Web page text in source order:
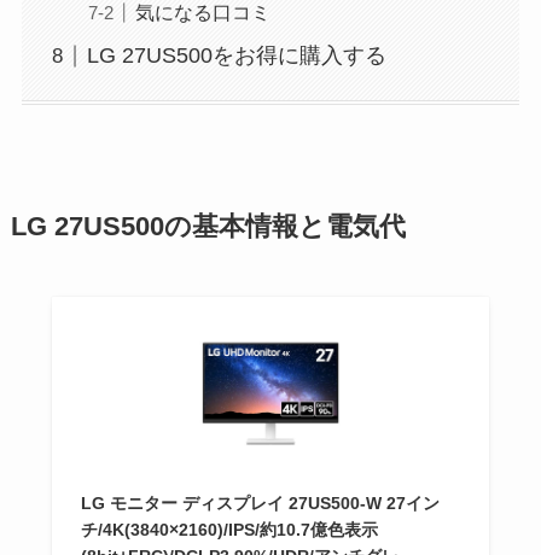
気になる口コミ
LG 27US500をお得に購入する
LG 27US500の基本情報と電気代
LG モニター ディスプレイ 27US500-W 27イン
チ/4K(3840×2160)/IPS/約10.7億色表示